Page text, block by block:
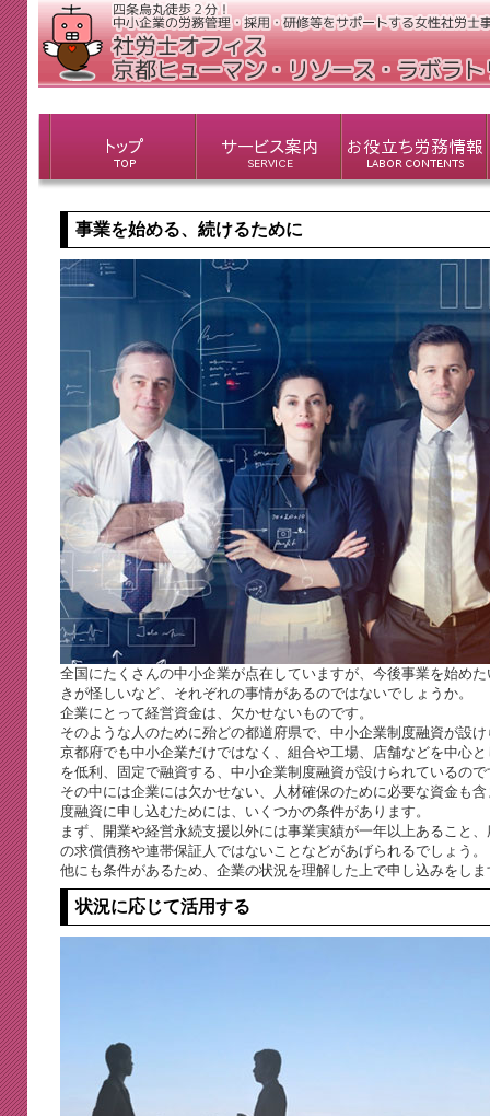
事業を始める、続けるために
全国にたくさんの中小企業が点在していますが、今後事業を始め
きが怪しいなど、それぞれの事情があるのではないでしょうか。
企業にとって経営資金は、欠かせないものです。
そのような人のために殆どの都道府県で、中小企業制度融資が設
京都府でも中小企業だけではなく、組合や工場、店舗などを中心
を低利、固定で融資する、中小企業制度融資が設けられているので
その中には企業には欠かせない、人材確保のために必要な資金も
度融資に申し込むためには、いくつかの条件があります。
まず、開業や経営永続支援以外には事業実績が一年以上あること
の求償債務や連帯保証人ではないことなどがあげられるでしょう。
他にも条件があるため、企業の状況を理解した上で申し込みをしま
状況に応じて活用する